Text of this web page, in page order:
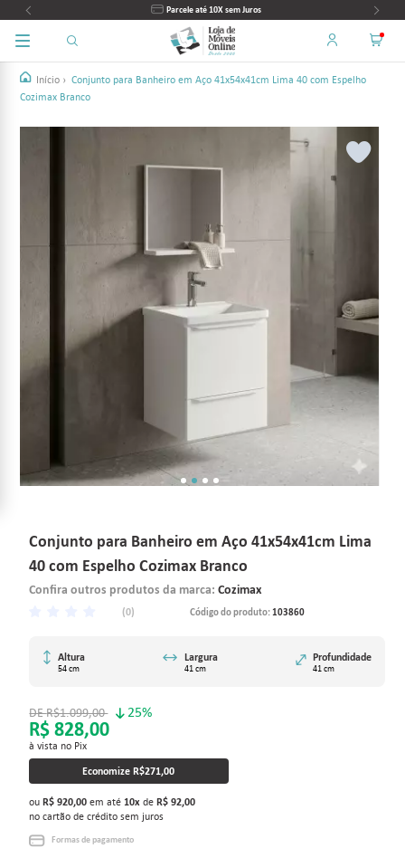
10% Desconto PIX
Início › Conjunto para Banheiro em Aço 41x54x41cm Lima 40 com Espelho
Cozimax Branco
Conjunto para Banheiro em Aço 41x54x41cm Lima
40 com Espelho Cozimax Branco
Confira outros produtos da marca:Cozimax
(0) Código do produto:103860
Altura
54 cm
Largura
41 cm
Profundidade
41 cm
R$1.099,00 25%
R$ 828,00
à vista no Pix
EconomizeR$271,00
ouR$ 920,00 em até 10x deR$ 92,00
no cartão de crédito sem juros
Formas de pagamento